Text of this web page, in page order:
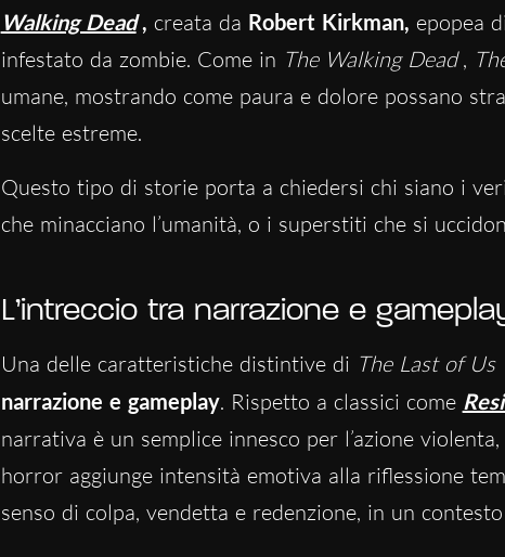
Walking Dead , creata da Robert Kirkman, epopea
infestato da zombie. Come in The Walking Dead ,
umane, mostrando come paura e dolore possano
scelte estreme.
Questo tipo di storie porta a chiedersi chi siano i
che minacciano l’umanità, o i superstiti che si
L’intreccio tra narrazione e
Una delle caratteristiche distintive di The Last of Us
narrazione e gameplay. Rispetto a classici come
narrativa è un semplice innesco per l’azione
horror aggiunge intensità emotiva alla riflessione
senso di colpa, vendetta e redenzione, in un